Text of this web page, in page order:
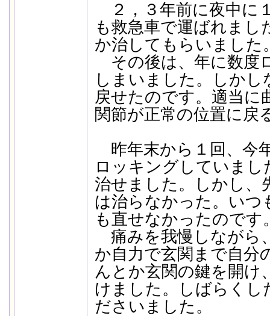
２，３年前に夜中に
も救急車で運ばれまし
か治してもらいました
その後は、年に数度
しまいました。しか
戻せたのです。適当に
関節が正常の位置に戻
昨年末から１回、今
ロッキングしていま
治せました。しかし、
は治らなかった。いつ
も直せなかったのです
痛みを我慢しながら
か自力で玄関まで自分
んとか玄関の鍵を開け
けました。しばらくし
ださいました。